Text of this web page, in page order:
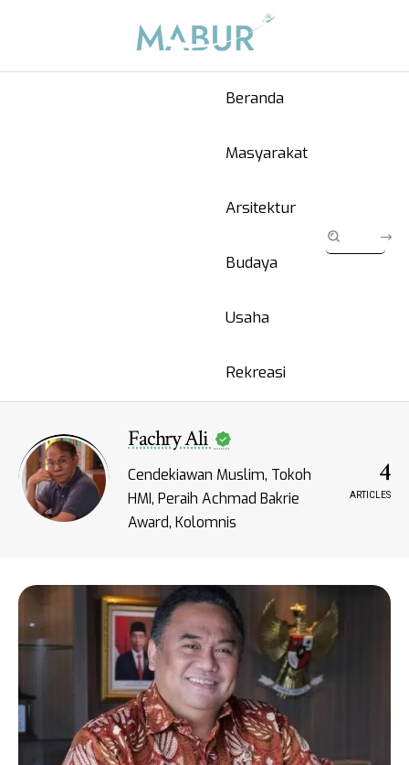
Beranda
Masyarakat
Arsitektur
Budaya
Usaha
Rekreasi
Fachry Ali
Cendekiawan Muslim, Tokoh
HMI, Peraih Achmad Bakrie
Award, Kolomnis
4
ARTICLES